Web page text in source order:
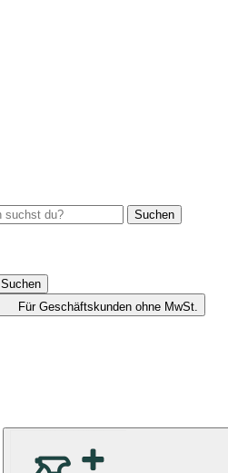
Suchen
Suchen
Für Geschäftskunden ohne MwSt.